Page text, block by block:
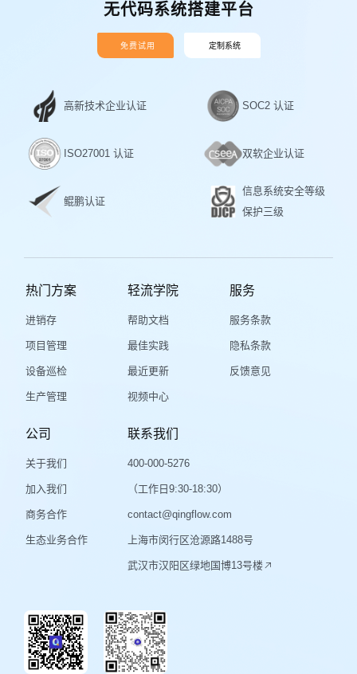
无代码系统搭建平台
免费试用 定制系统
高新技术企业认证 SOC2 认证
ISO27001 认证 双软企业认证
鲲鹏认证
信息系统安全等级
保护三级
热门方案
进销存
项目管理
设备巡检
生产管理
轻流学院
帮助文档
最佳实践
最近更新
视频中心
服务
服务条款
隐私条款
反馈意见
公司
关于我们
加入我们
商务合作
生态业务合作
联系我们
400-000-5276
（工作日9:30-18:30）
contact@qingflow.com
上海市闵行区沧源路1488号
武汉市汉阳区绿地国博13号楼